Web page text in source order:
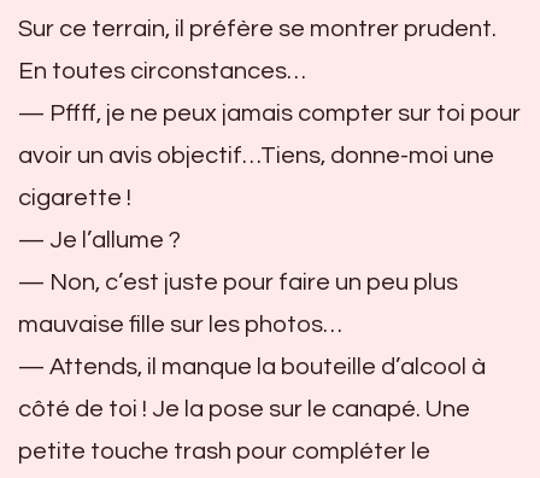
Sur ce terrain, il préfère se montrer prudent.
En toutes circonstances…
— Pffff, je ne peux jamais compter sur toi pour
avoir un avis objectif…Tiens, donne-moi une
cigarette !
— Je l’allume ?
— Non, c’est juste pour faire un peu plus
mauvaise fille sur les photos…
— Attends, il manque la bouteille d’alcool à
côté de toi ! Je la pose sur le canapé. Une
petite touche trash pour compléter le